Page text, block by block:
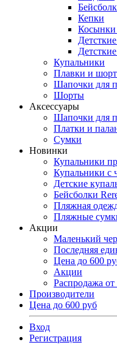
Кепки
Косынки
Купальники
Плавки и
Шапочки для
Шорты
Аксессуары
Шапочки для
Платки и
Сумки
Новинки
Купальники
Купальники с
Детские
Бейсболки
Пляжная
Пляжные
Акции
Маленький
Последняя
Цена до 600
Акции
Распродажа от
Производители
Цена до 600 руб
Вход
Регистрация